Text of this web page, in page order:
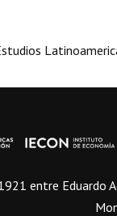
entre Eduardo